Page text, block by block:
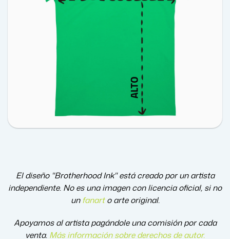
El diseño "Brotherhood Ink" está creado por un artista
independiente. No es una imagen con licencia oficial, si no
unfanart o arte original.
Apoyamos al artista pagándole una comisión por cada
venta. Más información sobre derechos de autor.